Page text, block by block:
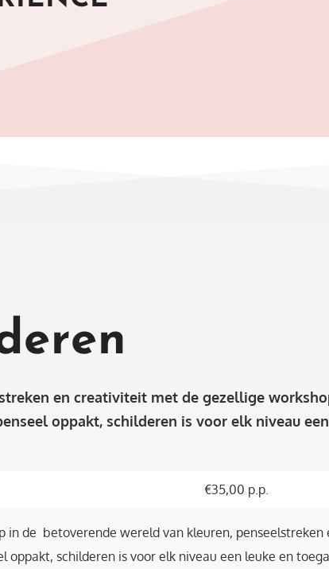
en creativiteit met de gezellige
oppakt, schilderen is voor elk niveau
€35,00 p.p.
de betoverende wereld van kleuren,
schilderen is voor elk niveau een leuke en